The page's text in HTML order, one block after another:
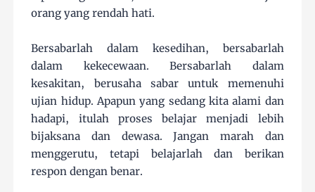
orang yang rendah hati.
Bersabarlah dalam kesedihan, bersabarlah
dalam kekecewaan. Bersabarlah dalam
kesakitan, berusaha sabar untuk memenuhi
ujian hidup. Apapun yang sedang kita alami dan
hadapi, itulah proses belajar menjadi lebih
bijaksana dan dewasa. Jangan marah dan
menggerutu, tetapi belajarlah dan berikan
respon dengan benar.